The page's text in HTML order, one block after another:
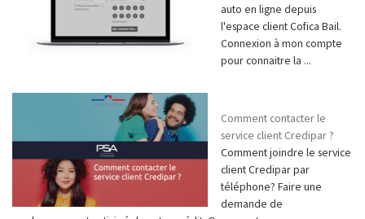
auto en ligne depuis
l'espace client Cofica Bail.
Connexion à mon compte
pour connaitre la ...
Comment contacter le
service client Credipar ?
Comment joindre le service
client Credipar par
téléphone? Faire une
demande de